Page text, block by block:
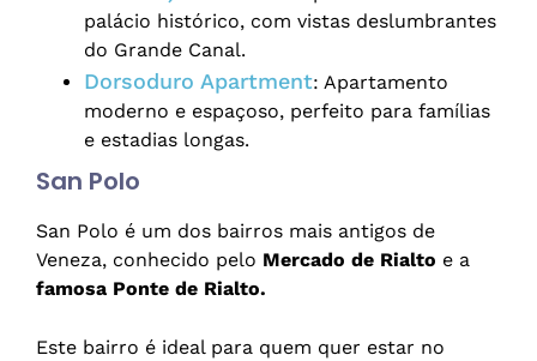
palácio histórico, com vistas deslumbrantes
do Grande Canal.
Dorsoduro Apartment: Apartamento
moderno e espaçoso, perfeito para famílias
e estadias longas.
San Polo
San Polo é um dos bairros mais antigos de
Veneza, conhecido pelo Mercado de Rialto e a
famosa Ponte de Rialto.
Este bairro é ideal para quem quer estar no